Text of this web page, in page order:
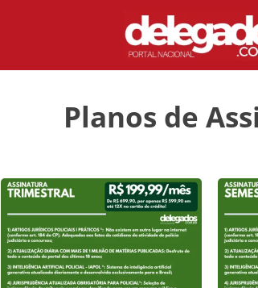
Planos de